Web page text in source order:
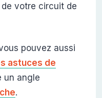
de votre circuit de
pouvez aussi
astuces de
un angle
.